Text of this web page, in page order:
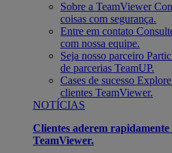
Sobre a TeamViewer
coisas com segurança.
Entre em contato
com nossa equipe.
Seja nosso parceiro
de parcerias TeamUP.
Cases de sucesso Explore
clientes TeamViewer.
NOTÍCIAS
Clientes aderem rapidamente
TeamViewer.